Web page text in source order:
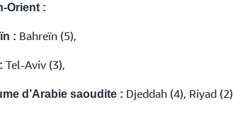
Orient :
: Bahreïn (5),
Tel-Aviv (3),
d’Arabie saoudite : Djeddah (4), Riyad (2)